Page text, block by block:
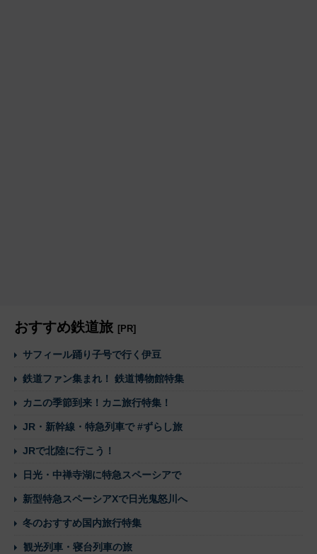
おすすめ鉄道旅 [PR]
サフィール踊り子号で行く伊豆
鉄道ファン集まれ！ 鉄道博物館特集
カニの季節到来！カニ旅行特集！
JR・新幹線・特急列車で #ずらし旅
JRで北陸に行こう！
日光・中禅寺湖に特急スペーシアで
新型特急スペーシアXで日光鬼怒川へ
冬のおすすめ国内旅行特集
観光列車・寝台列車の旅